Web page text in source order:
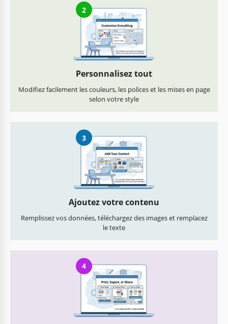
2
Personnalisez tout
Modifiez facilement les couleurs, les polices et les mises en page
selon votre style
3
Ajoutez votre contenu
Remplissez vos données, téléchargez des images et remplacez
le texte
4